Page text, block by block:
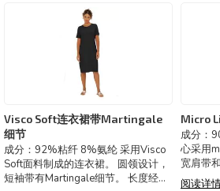
Visco Soft连衣裙带Martingale
细节
成分：92%粘纤 8%氨纶 采用Visco
Soft面料制成的连衣裙。 圆领设计，
短袖带有Martingale细节。 长度经
Micro
成分：
心采用
宽肩带
合体育
阅读详